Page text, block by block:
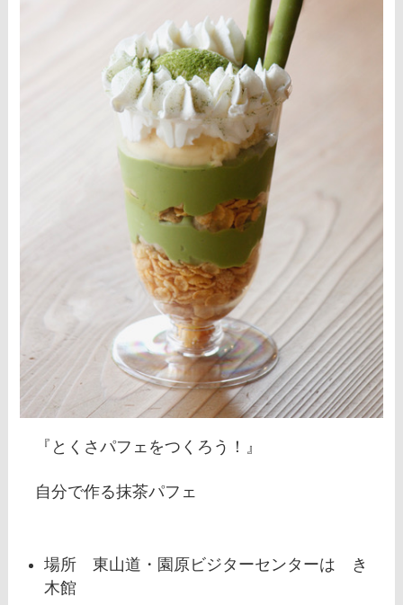
『とくさパフェをつくろう！』
自分で作る抹茶パフェ
場所 東山道・園原ビジターセンターはゝき
木館